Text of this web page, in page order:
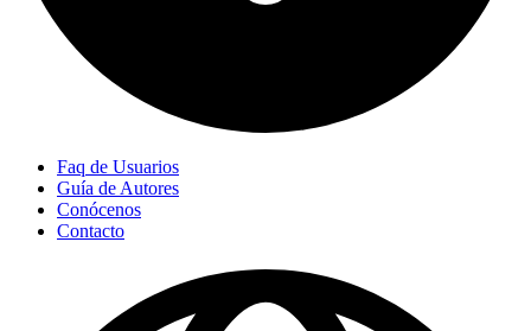
Faq de Usuarios
Guía de Autores
Conócenos
Contacto